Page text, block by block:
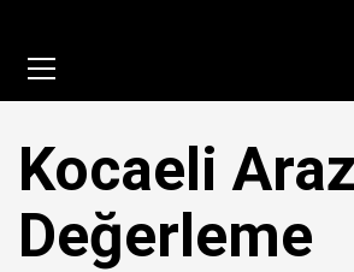
Menu
Kocaeli
Değerleme